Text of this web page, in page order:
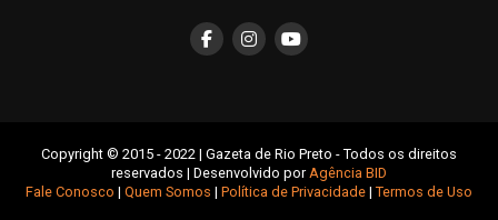
Copyright © 2015 - 2022 | Gazeta de Rio Preto - Todos os direitos
reservados | Desenvolvido porAgência BID
Fale Conosco | Quem Somos | Política de Privacidade| Termos de Uso